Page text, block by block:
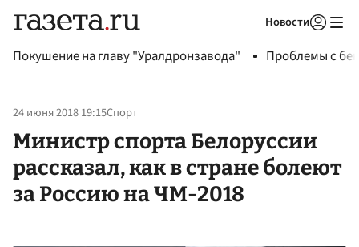
Новости
Покушение на главу "Уралдронзавода" Проблемы с
24 июня 2018 19:15Спорт
Министр спорта Белоруссии
рассказал, как в стране болеют
за Россию на ЧМ-2018